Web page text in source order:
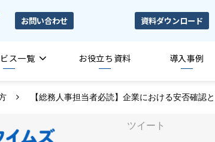
お問い合わせ 資料ダウンロード
ス一覧 お役立ち資料 導入事例
【総務人事担当者必読】企業における安否確認
ツイート